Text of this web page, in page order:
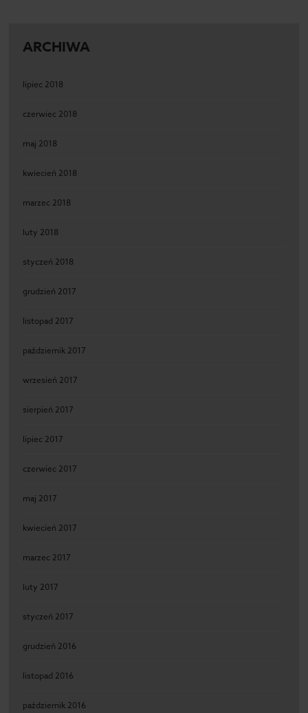
ARCHIWA
lipiec 2018
czerwiec 2018
maj 2018
kwiecień 2018
marzec 2018
luty 2018
styczeń 2018
grudzień 2017
listopad 2017
październik 2017
wrzesień 2017
sierpień 2017
lipiec 2017
czerwiec 2017
maj 2017
kwiecień 2017
marzec 2017
luty 2017
styczeń 2017
grudzień 2016
listopad 2016
październik 2016